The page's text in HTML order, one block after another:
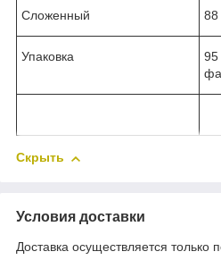
Сложенный 88
Упаковка
95
Скрыть
Условия доставки
Доставка осуществляется только